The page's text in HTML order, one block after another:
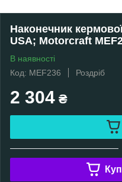
Наконечник
USA; Motorcraft
В наявності
Код: MEF236
Роздріб
2 304 ₴